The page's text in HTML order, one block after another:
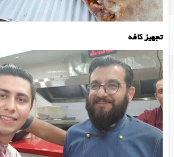
تجهیز کافه